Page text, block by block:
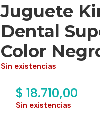
Juguete
Dental
Color
Sin existencias
$ 18.710,00
Sin existencias